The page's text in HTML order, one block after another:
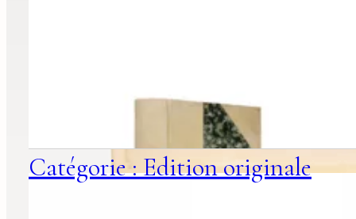
Catégorie : Edition originale